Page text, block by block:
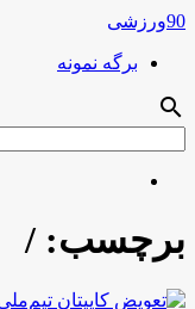
90ورزشی
برگه نمونه
search
برچسب: /